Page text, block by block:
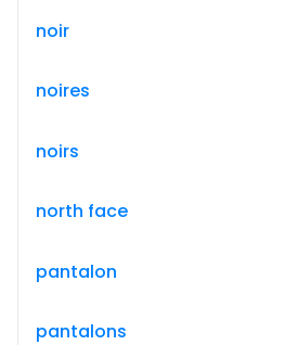
noir
noires
noirs
north face
pantalon
pantalons